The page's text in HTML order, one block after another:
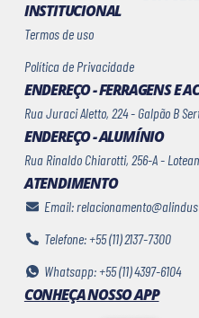
INSTITUCIONAL
Termos de uso
Política de Privacidade
ENDEREÇO - FERRAGENS E
Rua Juraci Aletto, 224 - Galpão B
ENDEREÇO - ALUMÍNIO
Rua Rinaldo Chiarotti, 256-A -
ATENDIMENTO
Email:
Telefone: +55 (11) 2137-7300
Whatsapp: +55 (11) 4397-6104
CONHEÇA NOSSO APP